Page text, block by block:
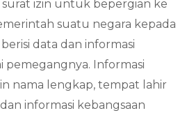
surat izin untuk bepergian ke
suatu negara kepada
data dan informasi
pemegangnya. Informasi
nama lengkap, tempat lahir
informasi kebangsaan